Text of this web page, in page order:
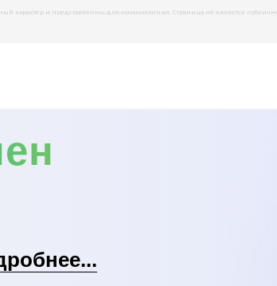
и представленны для ознакомления. Страница не является